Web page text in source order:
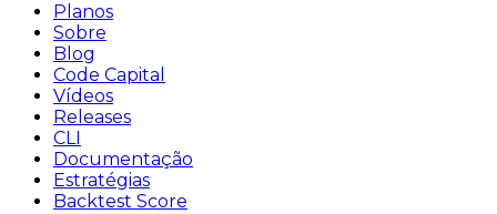
Planos
Sobre
Blog
Code Capital
Vídeos
Releases
CLI
Documentação
Estratégias
Backtest Score